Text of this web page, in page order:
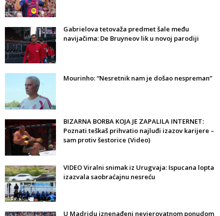
Gabrielova tetovaža predmet šale među
navijačima: De Bruyneov lik u novoj parodiji
Mourinho: “Nesretnik nam je došao nespreman”
BIZARNA BORBA KOJA JE ZAPALILA INTERNET:
Poznati teškaš prihvatio najluđi izazov karijere –
sam protiv šestorice (Video)
VIDEO Viralni snimak iz Urugvaja: Ispucana lopta
izazvala saobraćajnu nesreću
U Madridu iznenađeni nevjerovatnom ponudom